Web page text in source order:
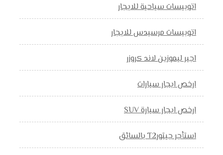
اتوبيسات سياحية للايجار
اتوبيسات مرسيدس للايجار
اجير ليموزين لاند كروزر
ارخص ايجار سيارات
ارخص ايجار سيارة SUV
استأجر جيتورT2 بالسائق